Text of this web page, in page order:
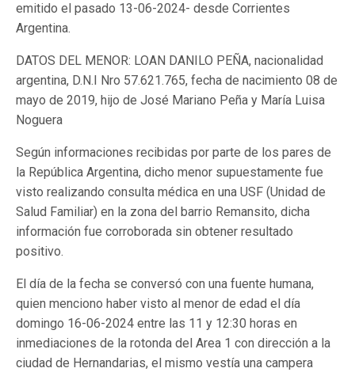
emitido el pasado 13-06-2024- desde Corrientes
Argentina.
DATOS DEL MENOR: LOAN DANILO PEÑA, nacionalidad
argentina, D.N.I Nro 57.621.765, fecha de nacimiento 08 de
mayo de 2019, hijo de José Mariano Peña y María Luisa
Noguera
Según informaciones recibidas por parte de los pares de
la República Argentina, dicho menor supuestamente fue
visto realizando consulta médica en una USF (Unidad de
Salud Familiar) en la zona del barrio Remansito, dicha
información fue corroborada sin obtener resultado
positivo.
El día de la fecha se conversó con una fuente humana,
quien menciono haber visto al menor de edad el día
domingo 16-06-2024 entre las 11 y 12:30 horas en
inmediaciones de la rotonda del Area 1 con dirección a la
ciudad de Hernandarias, el mismo vestía una campera